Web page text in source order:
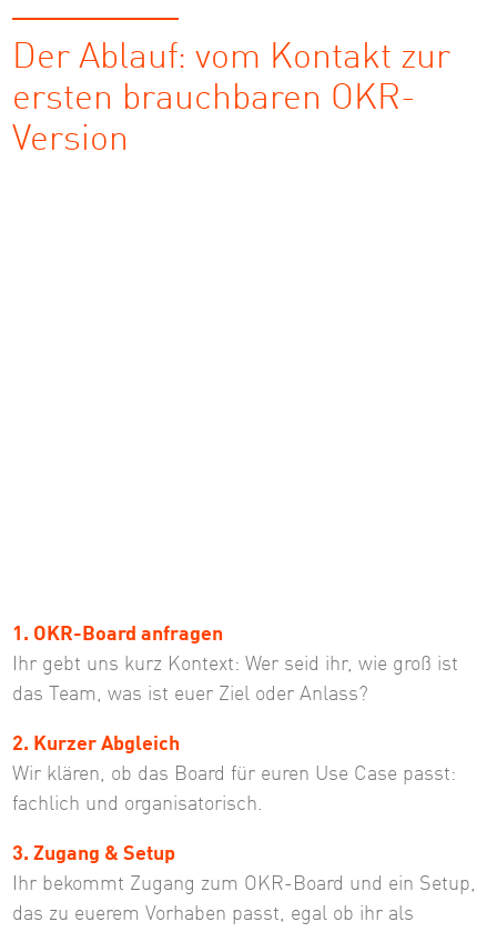
Der Ablauf: vom Kontakt zur
ersten brauchbaren OKR-
Version
1. OKR-Board anfragen
Ihr gebt uns kurz Kontext: Wer seid ihr, wie groß ist
das Team, was ist euer Ziel oder Anlass?
2. Kurzer Abgleich
Wir klären, ob das Board für euren Use Case passt:
fachlich und organisatorisch.
3. Zugang & Setup
Ihr bekommt Zugang zum OKR-Board und ein Setup,
das zu euerem Vorhaben passt, egal ob ihr als